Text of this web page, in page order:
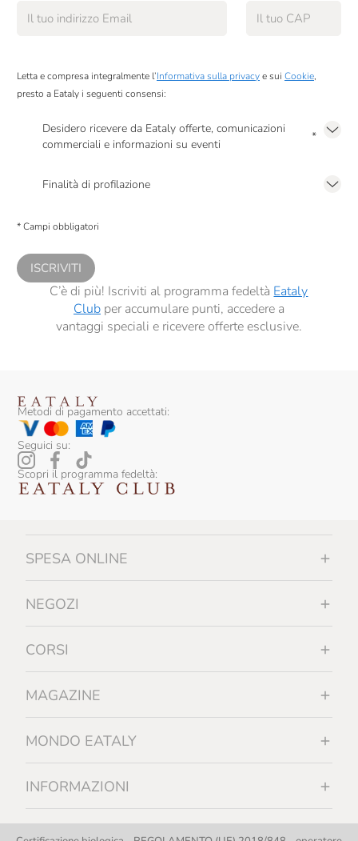
Letta e compresa integralmente l’Informativa sulla privacye sui Cookie,
presto a Eataly i seguenti consensi:
Desidero ricevere da Eataly offerte, comunicazioni
commerciali e informazioni su eventi
*
Finalità di profilazione
comunicazioni commerciali personalizzate, in caso di consenso prestato ai
* Campi obbligatori
ISCRIVITI
C’è di più! Iscriviti al programma fedeltà Eataly
Clubper accumulare punti, accedere a
vantaggi speciali e ricevere offerte esclusive.
Metodi di pagamento accettati:
Seguici su:
Scopri il programma fedeltà:
SPESA ONLINE
NEGOZI
CORSI
MAGAZINE
MONDO EATALY
INFORMAZIONI